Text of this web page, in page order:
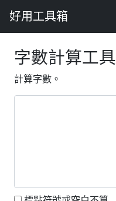
好用工具箱
字數計算工具
計算字數。